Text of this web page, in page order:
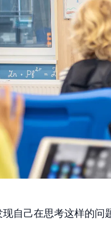
自己在思考这样的问